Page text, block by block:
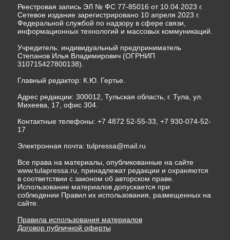
Реестровая запись ЭЛ № ФС 77-85016 от 10.04.2023 г.
Сетевое издание зарегистрировано 10 апреля 2023 г.
Федеральной службой по надзору в сфере связи,
информационных технологий и массовых коммуникаций.
Учредитель: индивидуальный предприниматель
Степанов Илья Владимирович (ОГРНИП
310715427800138).
Главный редактор: К.Ю. Гертье.
Адрес редакции: 300012, Тульская область, г. Тула, ул.
Михеева, 17, офис 304.
Контактные телефоны: +7 4872 52-55-33, +7 930-074-52-
17
Электронная почта: tulpressa@mail.ru
Все права на материалы, опубликованные на сайте
www.tulapressa.ru, принадлежат редакции и охраняются
в соответствии с законом об авторском праве.
Использование материалов допускается при
соблюдении Правил их использования, размещенных на
сайте.
Правила использования материалов
Договор публичной оферты